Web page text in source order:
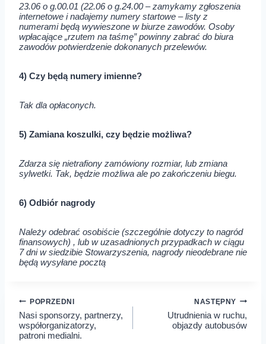
23.06 o g.00.01 (22.06 o g.24.00 – zamykamy zgłoszenia
internetowe i nadajemy numery startowe – listy z
numerami będą wywieszone w biurze zawodów. Osoby
wpłacające „rzutem na taśmę” powinny zabrać do biura
zawodów potwierdzenie dokonanych przelewów.
4) Czy będą numery imienne?
Tak dla opłaconych.
5) Zamiana koszulki, czy będzie możliwa?
Zdarza się nietrafiony zamówiony rozmiar, lub zmiana
sylwetki. Tak, będzie możliwa ale po zakończeniu biegu.
6) Odbiór nagrody
Należy odebrać osobiście (szczególnie dotyczy to nagród
finansowych) , lub w uzasadnionych przypadkach w ciągu
7 dni w siedzibie Stowarzyszenia, nagrody nieodebrane nie
będą wysyłane pocztą
Nawigacja
wpisu
POPRZEDNI
Nasi sponsorzy, partnerzy,
współorganizatorzy,
patroni medialni.
NASTĘPNY
Utrudnienia w ruchu,
objazdy autobusów